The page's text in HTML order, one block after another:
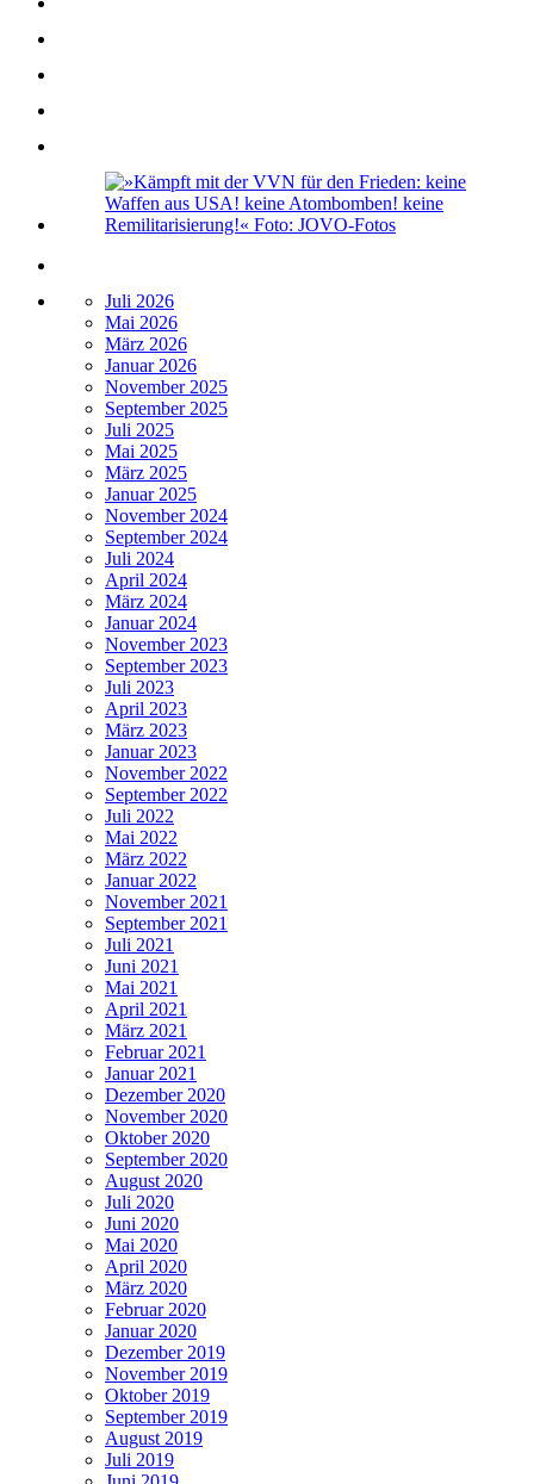
Juli 2026
Mai 2026
März 2026
Januar 2026
November 2025
September 2025
Juli 2025
Mai 2025
März 2025
Januar 2025
November 2024
September 2024
Juli 2024
April 2024
März 2024
Januar 2024
November 2023
September 2023
Juli 2023
April 2023
März 2023
Januar 2023
November 2022
September 2022
Juli 2022
Mai 2022
März 2022
Januar 2022
November 2021
September 2021
Juli 2021
Juni 2021
Mai 2021
April 2021
März 2021
Februar 2021
Januar 2021
Dezember 2020
November 2020
Oktober 2020
September 2020
August 2020
Juli 2020
Juni 2020
Mai 2020
April 2020
März 2020
Februar 2020
Januar 2020
Dezember 2019
November 2019
Oktober 2019
September 2019
August 2019
Juli 2019